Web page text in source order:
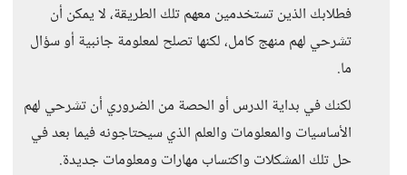
فطلابك الذين تستخدمين معهم تلك الطريقة، لا يمكن أن
تشرحي لهم منهج كامل، لكنها تصلح لمعلومة جانبية أو سؤال
ما.
لكنك في بداية الدرس أو الحصة من الضروري أن تشرحي لهم
الأساسيات والمعلومات والعلم الذي سيحتاجونه فيما بعد في
حل تلك المشكلات واكتساب مهارات ومعلومات جديدة.